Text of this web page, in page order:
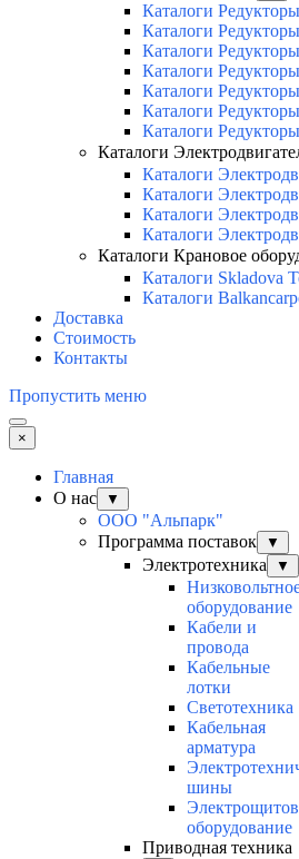
Каталоги
Каталоги
Каталоги
Каталоги
Каталоги
Каталоги
Каталоги
Каталоги
Каталоги
Каталоги
Каталоги
Каталоги
Каталоги Крановое
Каталоги Skladova
Каталоги
Доставка
Стоимость
Контакты
Пропустить меню
×
Главная
О нас
▼
ООО "Альпарк"
Программа поставок
▼
Электротехника ▼
оборудование
Кабели и
провода
Кабельные
лотки
Светотехника
Кабельная
арматура
шины
оборудование
Приводная техника